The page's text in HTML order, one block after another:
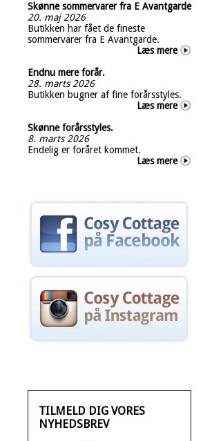
Skønne sommervarer fra E Avantgarde
20. maj 2026
Butikken har fået de fineste
sommervarer fra E Avantgarde.
Læs mere
Endnu mere forår.
28. marts 2026
Butikken bugner af fine forårsstyles.
Læs mere
Skønne forårsstyles.
8. marts 2026
Endelig er foråret kommet.
Læs mere
TILMELD DIG VORES
NYHEDSBREV